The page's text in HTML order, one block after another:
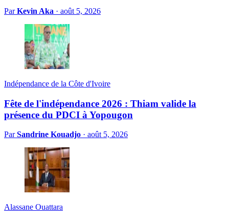
ParKevin Aka · août 5, 2026
Indépendance de la Côte d'Ivoire
Fête de l'indépendance 2026 : Thiam valide la
présence du PDCI à Yopougon
ParSandrine Kouadjo · août 5, 2026
Alassane Ouattara